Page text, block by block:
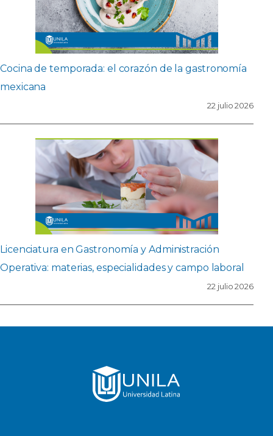
Cocina de temporada: el corazón de la gastronomía
mexicana
22 julio 2026
Licenciatura en Gastronomía y Administración
Operativa: materias, especialidades y campo laboral
22 julio 2026